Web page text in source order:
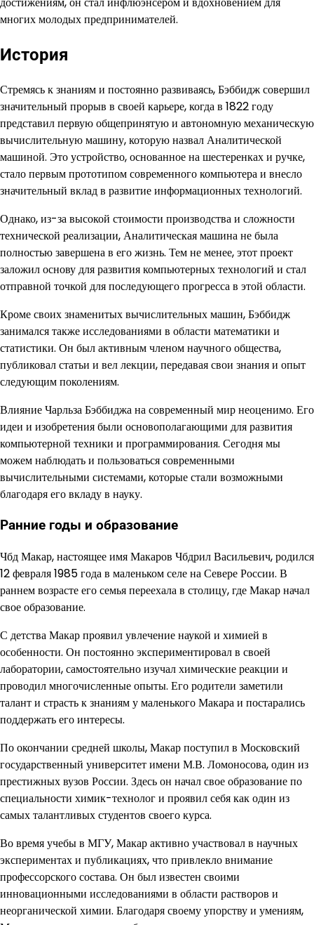
многих молодых предпринимателей.
История
Стремясь к знаниям и постоянно развиваясь, Бэббидж совершил
значительный прорыв в своей карьере, когда в 1822 году
представил первую общепринятую и автономную механическую
вычислительную машину, которую назвал Аналитической
машиной. Это устройство, основанное на шестеренках и ручке,
стало первым прототипом современного компьютера и внесло
значительный вклад в развитие информационных технологий.
Однако, из-за высокой стоимости производства и сложности
технической реализации, Аналитическая машина не была
полностью завершена в его жизнь. Тем не менее, этот проект
заложил основу для развития компьютерных технологий и стал
отправной точкой для последующего прогресса в этой области.
Кроме своих знаменитых вычислительных машин, Бэббидж
занимался также исследованиями в области математики и
статистики. Он был активным членом научного общества,
публиковал статьи и вел лекции, передавая свои знания и опыт
следующим поколениям.
Влияние Чарльза Бэббиджа на современный мир неоценимо. Его
идеи и изобретения были основополагающими для развития
компьютерной техники и программирования. Сегодня мы
можем наблюдать и пользоваться современными
вычислительными системами, которые стали возможными
благодаря его вкладу в науку.
Ранние годы и образование
Чбд Макар, настоящее имя Макаров Чбдрил Васильевич, родился
12 февраля 1985 года в маленьком селе на Севере России. В
раннем возрасте его семья переехала в столицу, где Макар начал
свое образование.
С детства Макар проявил увлечение наукой и химией в
особенности. Он постоянно экспериментировал в своей
лаборатории, самостоятельно изучал химические реакции и
проводил многочисленные опыты. Его родители заметили
талант и страсть к знаниям у маленького Макара и постарались
поддержать его интересы.
По окончании средней школы, Макар поступил в Московский
государственный университет имени М.В. Ломоносова, один из
престижных вузов России. Здесь он начал свое образование по
специальности химик-технолог и проявил себя как один из
самых талантливых студентов своего курса.
Во время учебы в МГУ, Макар активно участвовал в научных
экспериментах и публикациях, что привлекло внимание
профессорского состава. Он был известен своими
инновационными исследованиями в области растворов и
неорганической химии. Благодаря своему упорству и умениям,